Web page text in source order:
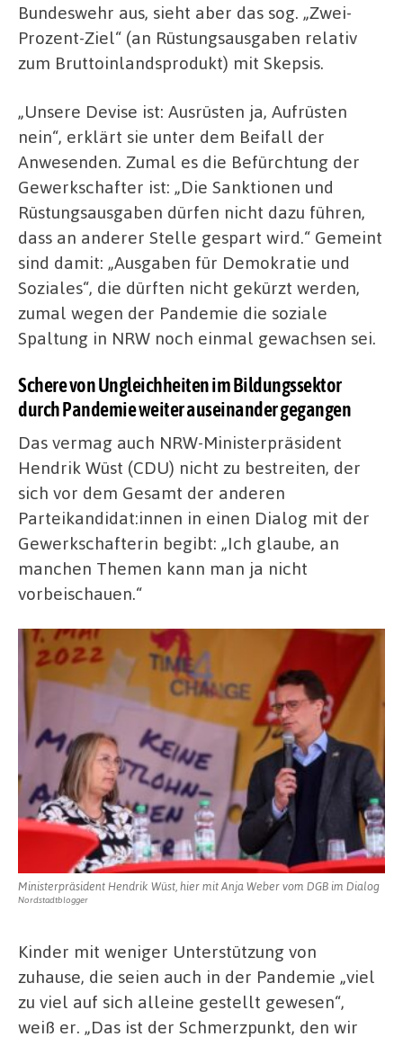
Bundeswehr aus, sieht aber das sog. „Zwei-
Prozent-Ziel“ (an Rüstungsausgaben relativ
zum Bruttoinlandsprodukt) mit Skepsis.
„Unsere Devise ist: Ausrüsten ja, Aufrüsten
nein“, erklärt sie unter dem Beifall der
Anwesenden. Zumal es die Befürchtung der
Gewerkschafter ist: „Die Sanktionen und
Rüstungsausgaben dürfen nicht dazu führen,
dass an anderer Stelle gespart wird.“ Gemeint
sind damit: „Ausgaben für Demokratie und
Soziales“, die dürften nicht gekürzt werden,
zumal wegen der Pandemie die soziale
Spaltung in NRW noch einmal gewachsen sei.
Schere von Ungleichheiten im Bildungssektor
durch Pandemie weiter auseinander gegangen
Das vermag auch NRW-Ministerpräsident
Hendrik Wüst (CDU) nicht zu bestreiten, der
sich vor dem Gesamt der anderen
Parteikandidat:innen in einen Dialog mit der
Gewerkschafterin begibt: „Ich glaube, an
manchen Themen kann man ja nicht
vorbeischauen.“
Ministerpräsident Hendrik Wüst, hier mit Anja Weber vom DGB im Dialog
Nordstadtblogger
Kinder mit weniger Unterstützung von
zuhause, die seien auch in der Pandemie „viel
zu viel auf sich alleine gestellt gewesen“,
weiß er. „Das ist der Schmerzpunkt, den wir